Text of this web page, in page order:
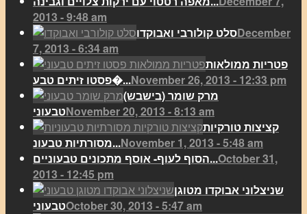
2013 - 9:48 am
סלט קולורבי ואבוקדוDecember
7, 2013 - 6:34 am
פטריות ממולאות
פסטו זיתים טבע�...November 26, 2013 - 12:33 pm
מרק שומר (בישבש)
טבעוניNovember 20, 2013 - 8:13 am
קציצות טורקיות
מסורתיות טבעונ...November 1, 2013 - 5:48 am
הסוף לעוף- אוסף מתכונים טבעוניים...October 31,
2013 - 12:45 pm
שניצלוני אבוקדו מטוגן
טבעוניOctober 30, 2013 - 5:47 am